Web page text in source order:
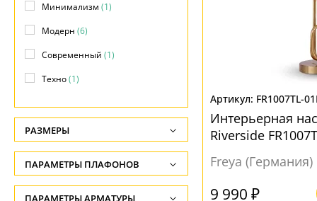
FR1007TL-
Интерьерная
Riverside
Freya (Германия)
9 990 ₽
Минимализм (1)
Модерн (6)
Современный (1)
Техно(1)
РАЗМЕРЫ
Высота, см
-
ПАРАМЕТРЫ ПЛАФОНОВ
ПОВЕРХНОСТЬ
ПАРАМЕТРЫ АРМАТУРЫ